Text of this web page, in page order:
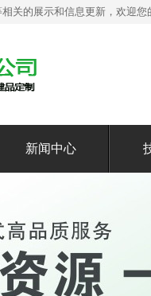
关的展示和信息更新，欢迎您
新闻中心